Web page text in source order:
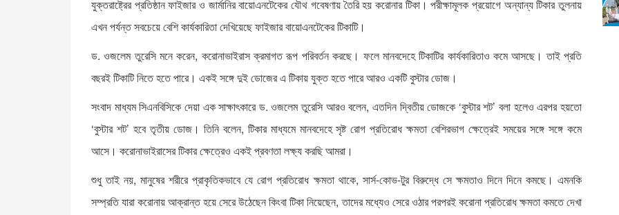
যুক্তরাষ্ট্রের প্রতিষ্ঠান ফাইজার ও জার্মানির বায়োএনটেকের যৌথ গবেষণায় তৈরি হয় করোনার টিকা। পরীক্ষামূলক প্রয়োগে অন্যান্য টিকার তুলনায়
এখন পর্যন্ত সবচেয়ে বেশি কার্যকারিতা দেখিয়েছে ফাইজার বায়োএনটেকের টিকাটি।
ড. ওজলেম তুরেসি মনে করেন, করোনাভাইরাস ক্রমাগত রূপ পরিবর্তন করছে। ফলে মানবদেহে টিকাটির কার্যকারিতাও কমে আসছে। তাই প্রতি
বছরই টিকাটি নিতে হতে পারে। একই সঙ্গে দুই ডোজের এ টিকায় যুক্ত হতে পারে আরও একটি বুস্টার ডোজ।
সংবাদ মাধ্যম সিএনবিসিকে দেয়া এক সাক্ষাৎকারে ড. ওজলেম তুরেসি আরও বলেন, এতদিন দ্বিতীয় ডোজকে ‘বুস্টার শট’ বলা হলেও এরপর হয়তো
‘বুস্টার শট’ হবে তৃতীয় ডোজ। তিনি বলেন, টিকার মাধ্যমে মানবদেহে সৃষ্ট রোগ প্রতিরোধ ক্ষমতা বেশিরভাগ ক্ষেত্রেই সময়ের সঙ্গে সঙ্গে কমে
আসে। করোনাভাইরাসের টিকার ক্ষেত্রেও একই প্রবণতা লক্ষ্য করছি আমরা।
শুধু তাই নয়, মানুষের শরীরে প্রাকৃতিকভাবে যে রোগ প্রতিরোধ ক্ষমতা থাকে, সার্স-কোভ-টুর বিরুদ্ধে সে ক্ষমতাও দিনে দিনে কমছে। এমনকি
সম্প্রতি যারা করোনায় আক্রান্ত হয়ে সেরে উঠেছেন কিংবা টিকা নিয়েছেন, তাদের মধ্যেও সেরে ওঠার পরপরই করোনা প্রতিরোধ ক্ষমতা কমতে দেখা